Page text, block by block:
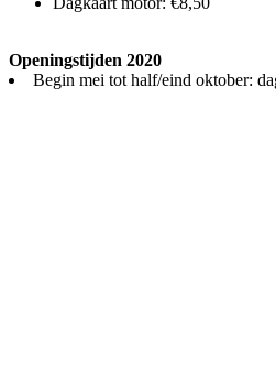
Openingstijden 2020
Begin mei tot half/eind oktober: